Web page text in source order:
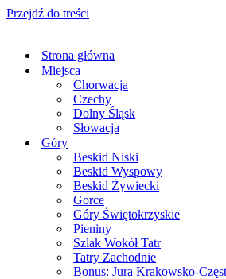
Przejdź do treści
Strona główna
Miejsca
Chorwacja
Czechy
Dolny Śląsk
Słowacja
Góry
Beskid Niski
Beskid Wyspowy
Beskid Żywiecki
Gorce
Góry Świętokrzyskie
Pieniny
Szlak Wokół Tatr
Tatry Zachodnie
Bonus: Jura Krakowsko-